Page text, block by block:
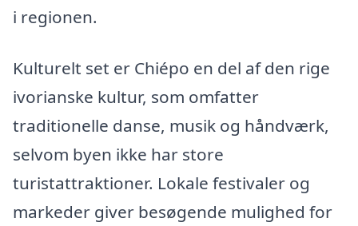
i regionen.
Kulturelt set er Chiépo en del af den rige
ivorianske kultur, som omfatter
traditionelle danse, musik og håndværk,
selvom byen ikke har store
turistattraktioner. Lokale festivaler og
markeder giver besøgende mulighed for